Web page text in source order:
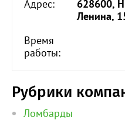
Адрес:
628600,
Ленина,
Время
работы:
Рубрики
Ломбарды